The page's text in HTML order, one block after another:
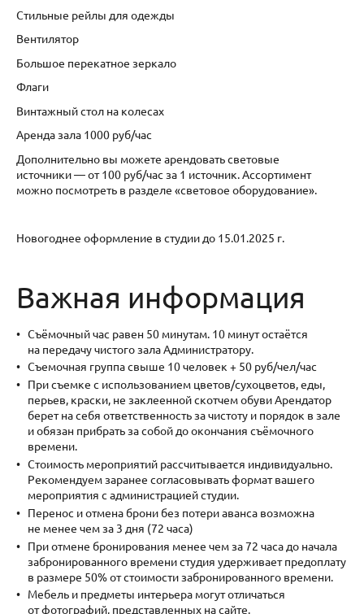
Стильные рейлы для одежды
Вентилятор
Большое перекатное зеркало
Флаги
Винтажный стол на колесах
Аренда зала 1000 руб/час
Дополнительно вы можете арендовать световые
источники — от 100 руб/час за 1 источник. Ассортимент
можно посмотреть в разделе «световое оборудование».
Новогоднее оформление в студии до 15.01.2025 г.
Важная информация
Съёмочный час равен 50 минутам. 10 минут остаётся
на передачу чистого зала Администратору.
Съемочная группа свыше 10 человек + 50 руб/чел/час
При съемке с использованием цветов/сухоцветов, еды,
перьев, краски, не заклеенной скотчем обуви Арендатор
берет на себя ответственность за чистоту и порядок в зале
и обязан прибрать за собой до окончания съёмочного
времени.
Стоимость мероприятий рассчитывается индивидуально.
Рекомендуем заранее согласовывать формат вашего
мероприятия с администрацией студии.
Перенос и отмена брони без потери аванса возможна
не менее чем за 3 дня (72 часа)
При отмене бронирования менее чем за 72 часа до начала
забронированного времени студия удерживает предоплату
в размере 50% от стоимости забронированного времени.
Мебель и предметы интерьера могут отличаться
от фотографий, представленных на сайте.